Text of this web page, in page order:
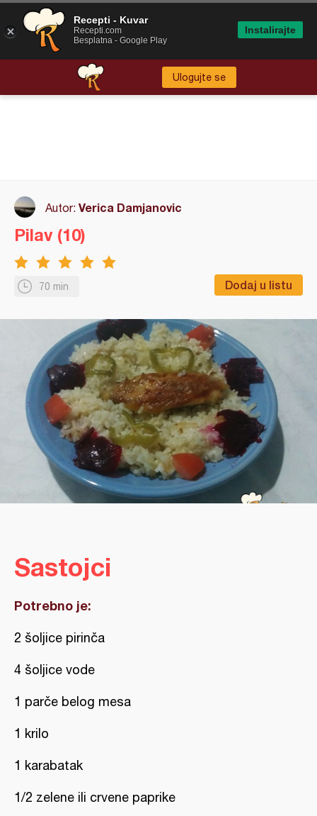
Ulogujte se
Autor: Verica Damjanovic
70 min Dodaj u listu
Pilav (10)
Sastojci
Potrebno je:
2 šoljice pirinča
4 šoljice vode
1 parče belog mesa
1 krilo
1 karabatak
1/2 zelene ili crvene paprike
Recepti - Kuvar
Recepti.com
Besplatna - Google Play
Instalirajte